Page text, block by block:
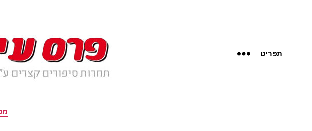
תפריט